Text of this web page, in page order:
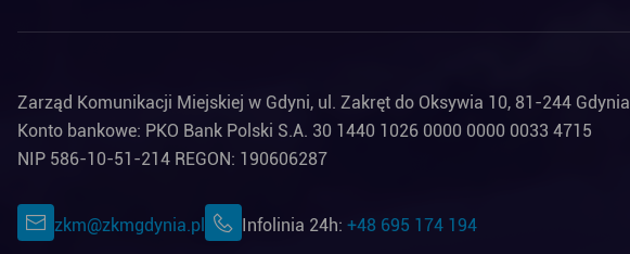
Zarząd Komunikacji Miejskiej w Gdyni, ul. Zakręt do Oksywia 10, 81-244 Gdynia
Konto bankowe: PKO Bank Polski S.A. 30 1440 1026 0000 0000 0033 4715
NIP 586-10-51-214 REGON: 190606287
zkm@zkmgdynia.pl Infolinia 24h: +48 695 174 194